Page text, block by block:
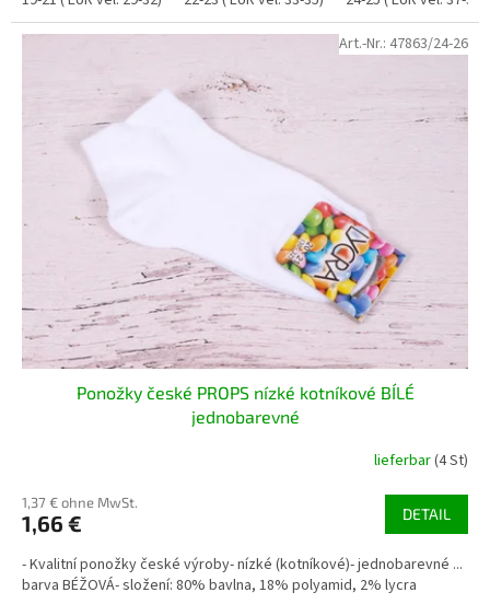
Ponožky české PROPS nízké kotníkové BÍLÉ
jednobarevné
lieferbar(4 St)
1,37 € ohne MwSt.
1,66 € DETAIL
- Kvalitní ponožky české výroby- nízké (kotníkové)- jednobarevné ...
barva BÉŽOVÁ- složení: 80% bavlna, 18% polyamid, 2% lycra
Art.-Nr.: 47863/24-26